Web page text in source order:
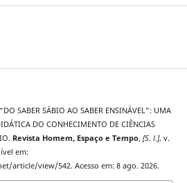
SABER SÁBIO AO SABER ENSINÁVEL”: UMA
DO CONHECIMENTO DE CIÊNCIAS
Revista Homem, Espaço e Tempo, [S. l.], v.
em:
article/view/542. Acesso em: 8 ago. 2026.